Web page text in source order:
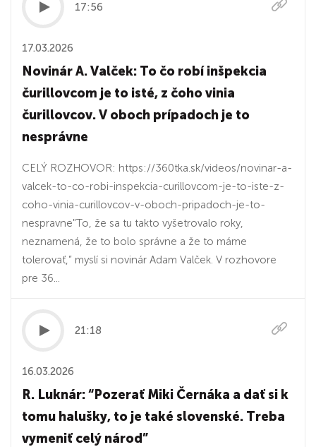
17:56
17.03.2026
Novinár A. Valček: To čo robí inšpekcia
čurillovcom je to isté, z čoho vinia
čurillovcov. V oboch prípadoch je to
nesprávne
CELÝ ROZHOVOR: https://360tka.sk/videos/novinar-a-
valcek-to-co-robi-inspekcia-curillovcom-je-to-iste-z-
coho-vinia-curillovcov-v-oboch-pripadoch-je-to-
nespravne"To, že sa tu takto vyšetrovalo roky,
neznamená, že to bolo správne a že to máme
tolerovať,” myslí si novinár Adam Valček. V rozhovore
pre 36...
21:18
16.03.2026
R. Luknár: “Pozerať Miki Černáka a dať si k
tomu halušky, to je také slovenské. Treba
vymeniť celý národ”